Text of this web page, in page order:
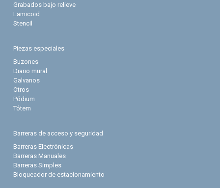
Grabados bajo relieve
Lamicoid
Stencil
Piezas especiales
Buzones
Diario mural
Galvanos
Otros
Pódium
Tótem
Barreras de acceso y seguridad
Barreras Electrónicas
Barreras Manuales
Barreras Simples
Bloqueador de estacionamiento